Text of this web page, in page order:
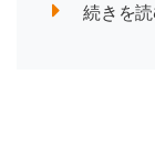
続きを